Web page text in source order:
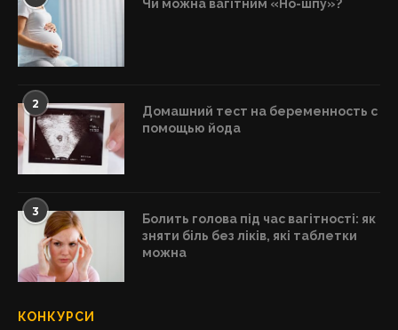
Чи можна вагітним «Но-шпу»?
2
Домашний тест на беременность с
помощью йода
3
Болить голова під час вагітності: як
зняти біль без ліків, які таблетки
можна
КОНКУРСИ